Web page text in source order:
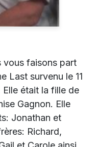
vous faisons part
Last survenu le 11
Elle était la fille de
Gagnon. Elle
Jonathan et
Richard,